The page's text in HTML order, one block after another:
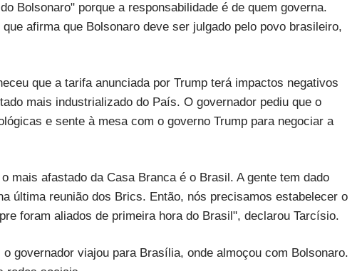
Bolsonaro" porque a responsabilidade é de quem governa.
afirma que Bolsonaro deve ser julgado pelo povo brasileiro,
que a tarifa anunciada por Trump terá impactos negativos
mais industrializado do País. O governador pediu que o
e sente à mesa com o governo Trump para negociar a
mais afastado da Casa Branca é o Brasil. A gente tem dado
última reunião dos Brics. Então, nós precisamos estabelecer o
foram aliados de primeira hora do Brasil", declarou Tarcísio.
governador viajou para Brasília, onde almoçou com Bolsonaro.